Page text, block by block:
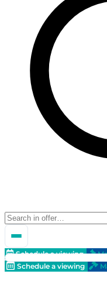
Schedule a viewing
Schedule a viewing